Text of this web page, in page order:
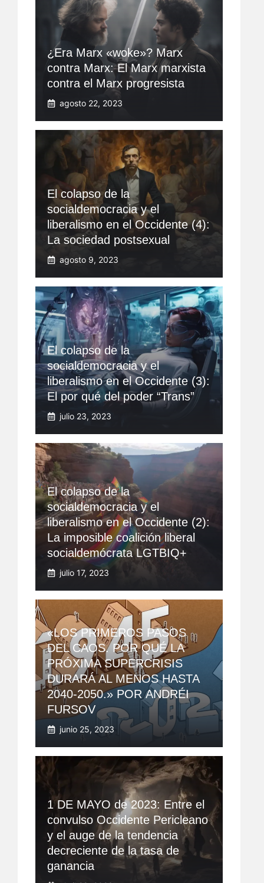
¿Era Marx «woke»? Marx
contra Marx: El Marx marxista
contra el Marx progresista
agosto 22, 2023
El colapso de la
socialdemocracia y el
liberalismo en el Occidente (4):
La sociedad postsexual
agosto 9, 2023
El colapso de la
socialdemocracia y el
liberalismo en el Occidente (3):
El por qué del poder “Trans”
julio 23, 2023
El colapso de la
socialdemocracia y el
liberalismo en el Occidente (2):
La imposible coalición liberal
socialdemócrata LGTBIQ+
julio 17, 2023
«LOS PRIMEROS PASOS
DEL CAOS. POR QUÉ LA
PRÓXIMA SUPERCRISIS
DURARÁ AL MENOS HASTA
2040-2050.» POR ANDRÉI
FURSOV
junio 25, 2023
1 DE MAYO de 2023: Entre el
convulso Occidente Pericleano
y el auge de la tendencia
decreciente de la tasa de
ganancia